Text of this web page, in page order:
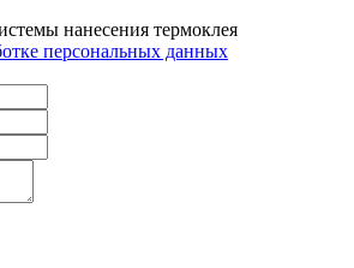
нанесения термоклея
персональных данных